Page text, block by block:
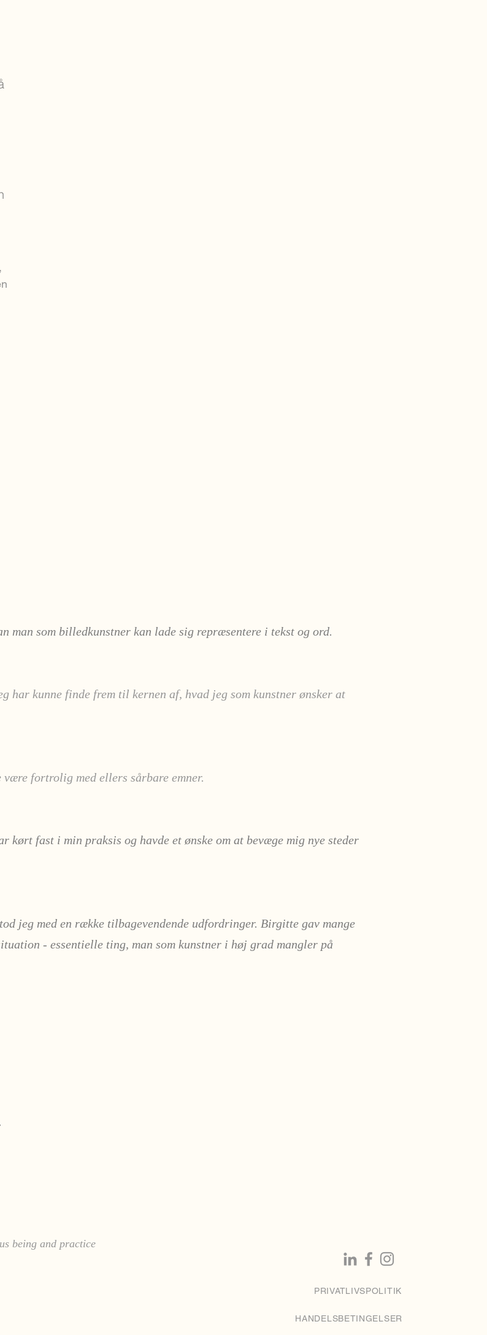
man som billedkunstner kan lade sig repræsentere i tekst og ord.
kunne finde frem til kernen af, hvad jeg som kunstner ønsker at
fortrolig med ellers sårbare emner.
kørt fast i min praksis og havde et ønske om at bevæge mig nye steder
jeg med en række tilbagevendende udfordringer. Birgitte gav mange
- essentielle ting, man som kunstner i høj grad mangler på
being and practice
PRIVATLIVSPOLITIK
HANDELSBETINGELSER